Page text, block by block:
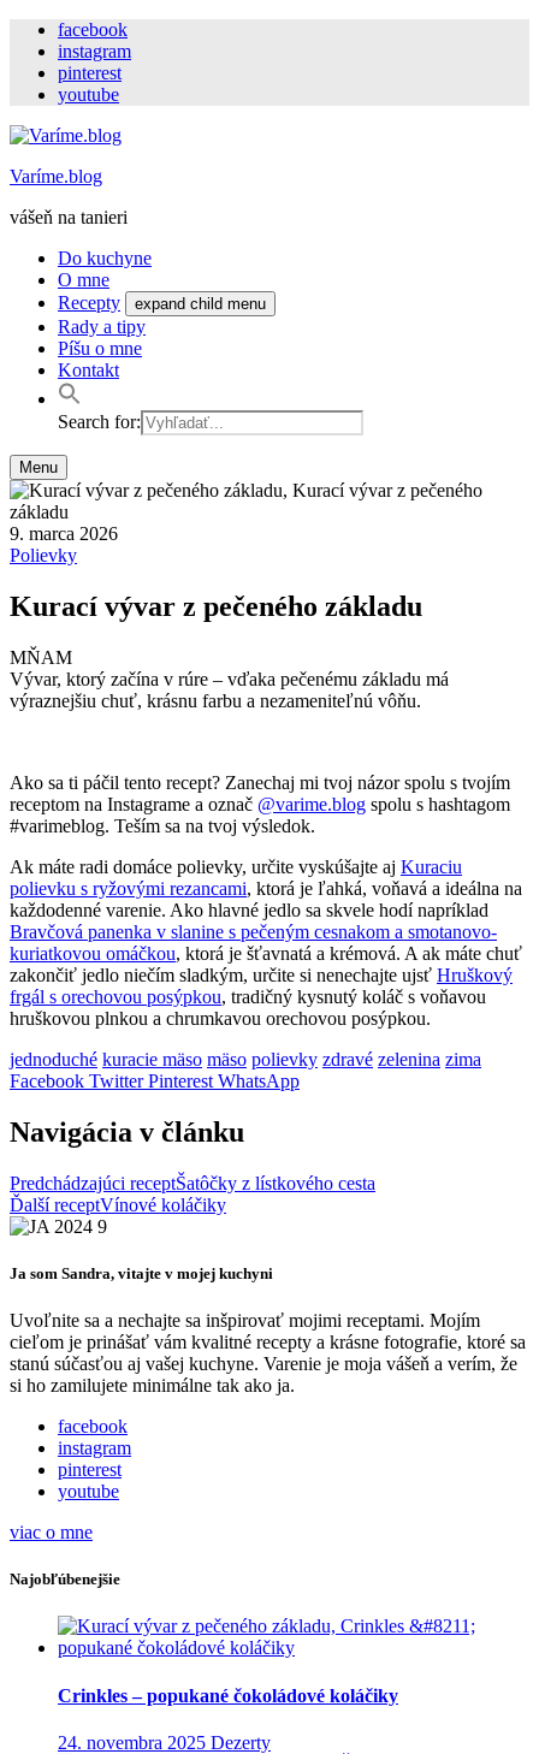
facebook
instagram
pinterest
youtube
Varíme.blog
vášeň na tanieri
Do kuchyne
O mne
Recepty
expand child menu
Rady a tipy
Píšu o mne
Kontakt
Search for:
Menu
9. marca 2026
Polievky
Kurací vývar z pečeného základu
MŇAM
Vývar, ktorý začína v rúre – vďaka pečenému základu má
výraznejšiu chuť, krásnu farbu a nezameniteľnú vôňu.
Ako sa ti páčil tento recept? Zanechaj mi tvoj názor spolu s tvojím
receptom na Instagrame a označ @varime.blog spolu s hashtagom
#varimeblog. Teším sa na tvoj výsledok.
Ak máte radi domáce polievky, určite vyskúšajte aj Kuraciu
polievku s ryžovými rezancami, ktorá je ľahká, voňavá a ideálna na
každodenné varenie. Ako hlavné jedlo sa skvele hodí napríklad
Bravčová panenka v slanine s pečeným cesnakom a smotanovo-
kuriatkovou omáčkou, ktorá je šťavnatá a krémová. A ak máte chuť
zakončiť jedlo niečím sladkým, určite si nenechajte ujsť Hruškový
frgál s orechovou posýpkou, tradičný kysnutý koláč s voňavou
hruškovou plnkou a chrumkavou orechovou posýpkou.
jednoduché kuracie mäso mäso polievky zdravé zelenina zima
Facebook Twitter Pinterest WhatsApp
Navigácia v článku
Predchádzajúci receptŠatôčky z lístkového cesta
Ďalší receptVínové koláčiky
Ja som Sandra, vitajte v mojej kuchyni
Uvoľnite sa a nechajte sa inšpirovať mojimi receptami. Mojím
cieľom je prinášať vám kvalitné recepty a krásne fotografie, ktoré sa
stanú súčasťou aj vašej kuchyne. Varenie je moja vášeň a verím, že
si ho zamilujete minimálne tak ako ja.
facebook
instagram
pinterest
youtube
viac o mne
Najobľúbenejšie
Crinkles – popukané čokoládové koláčiky
24. novembra 2025 Dezerty